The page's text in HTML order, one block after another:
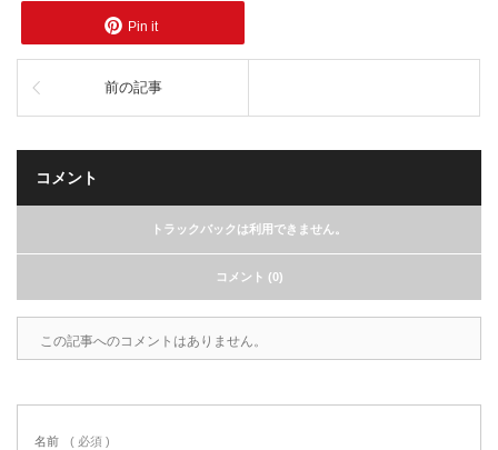
Pin it
前の記事
コメント
トラックバックは利用できません。
コメント (0)
この記事へのコメントはありません。
名前 ( 必須 )